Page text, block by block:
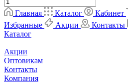
Главная Каталог Кабинет
Избранные
Акции Контакты
Каталог
Акции
Оптовикам
Контакты
Компания